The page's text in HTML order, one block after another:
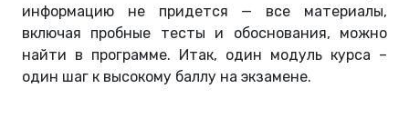
информацию не придется — все материалы,
включая пробные тесты и обоснования, можно
найти в программе. Итак, один модуль курса –
один шаг к высокому баллу на экзамене.